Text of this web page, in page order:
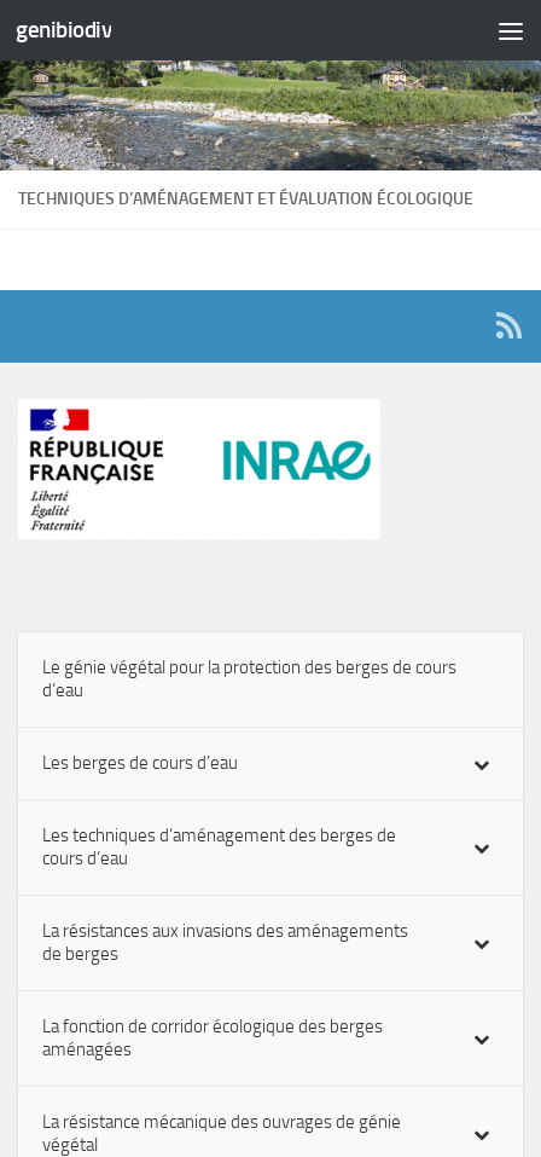
Skip to content
genibiodiv
TECHNIQUES D’AMÉNAGEMENT ET ÉVALUATION ÉCOLOGIQUE
Le génie végétal pour la protection des berges de cours
d’eau
Les berges de cours d’eau
Les techniques d’aménagement des berges de
cours d’eau
La résistances aux invasions des aménagements
de berges
La fonction de corridor écologique des berges
aménagées
La résistance mécanique des ouvrages de génie
végétal